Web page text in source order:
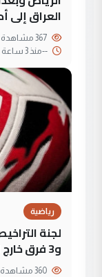
العراق إلى
--منذ 3 ساعة
رياضية
و3 فرق خارج الضوابط